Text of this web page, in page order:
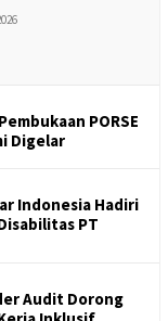
PORSE
Digelar
Indonesia Hadiri
PT
Audit Dorong